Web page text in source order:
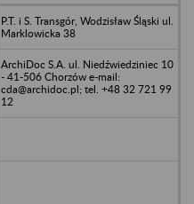
P.T. i S. Transgór, Wodzisław Śląski ul.
Marklowicka 38
ArchiDoc S.A. ul. Niedźwiedziniec 10
- 41-506 Chorzów e-mail:
cda@archidoc.pl; tel. +48 32 721 99
12